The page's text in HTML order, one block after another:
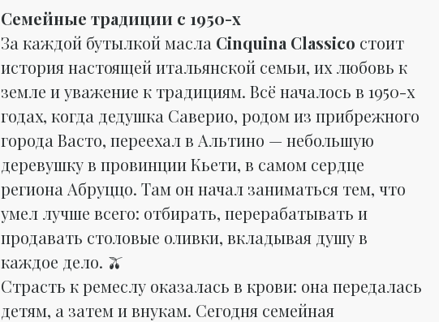
Семейные традиции с 1950-х
За каждой бутылкой масла Cinquina Classico стоит
история настоящей итальянской семьи, их любовь к
земле и уважение к традициям. Всё началось в 1950-х
годах, когда дедушка Саверио, родом из прибрежного
города Васто, переехал в Альтино — небольшую
деревушку в провинции Кьети, в самом сердце
региона Абруццо. Там он начал заниматься тем, что
умел лучше всего: отбирать, перерабатывать и
продавать столовые оливки, вкладывая душу в
каждое дело. 🫒
Страсть к ремеслу оказалась в крови: она передалась
детям, а затем и внукам. Сегодня семейная